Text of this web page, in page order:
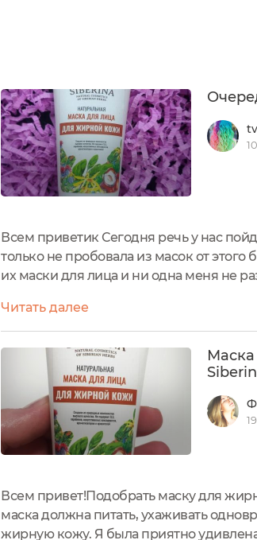
Всем приветик Сегодня речь у нас
только не пробовала из масок от
их маски для лица и ни одна меня не
Упаковка выполнена в
Читать далее
Всем привет!Подобрать маску для
маска должна питать, ухаживать
жирную кожу. Я была приятно